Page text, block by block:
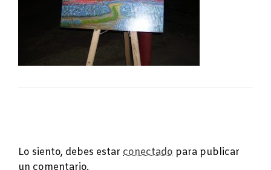
Lo siento, debes estar conectado para publicar
un comentario.